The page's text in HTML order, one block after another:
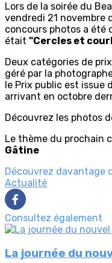
Lors de la soirée du
vendredi 21 novembre
concours photos a été
était "Cercles et
Deux catégories de
géré par la
le Prix public est issue
arrivant en octobre
Découvrez les photos
Le thème du prochain
Gâtine
Découvrez davantage
Actualité
Consultez également
La journée du